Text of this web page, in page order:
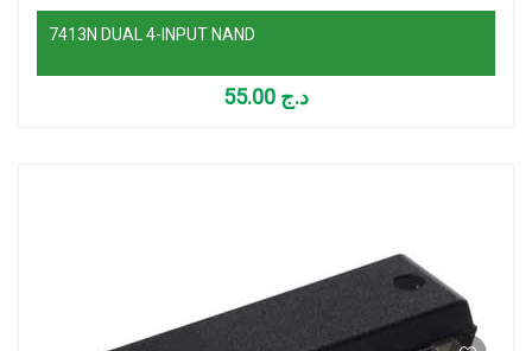
7413N DUAL 4-INPUT NAND
د.ج